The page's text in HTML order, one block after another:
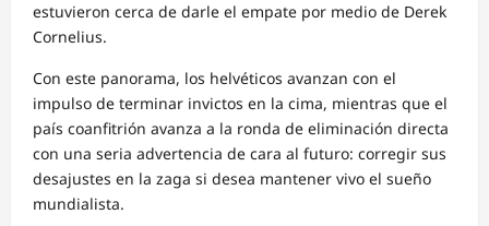
estuvieron cerca de darle el empate por medio de Derek
Cornelius.
Con este panorama, los helvéticos avanzan con el
impulso de terminar invictos en la cima, mientras que el
país coanfitrión avanza a la ronda de eliminación directa
con una seria advertencia de cara al futuro: corregir sus
desajustes en la zaga si desea mantener vivo el sueño
mundialista.